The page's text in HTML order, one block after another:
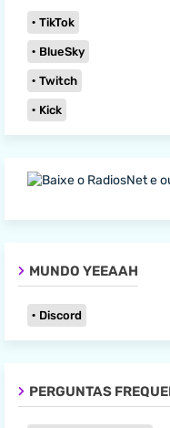
TikTok
BlueSky
Twitch
Kick
MUNDO YEEAAH
Discord
PERGUNTAS